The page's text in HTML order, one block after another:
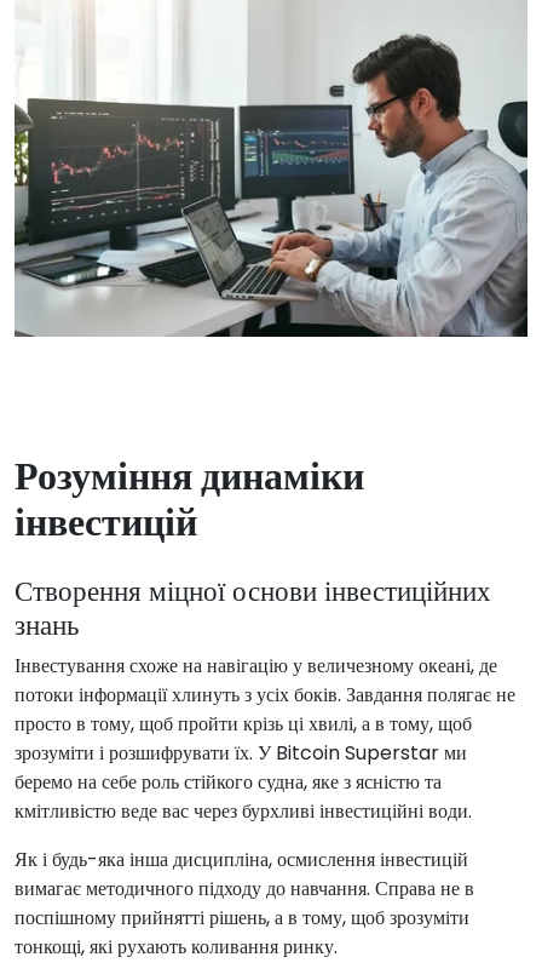
Розуміння динаміки
інвестицій
Створення міцної основи інвестиційних
знань
Інвестування схоже на навігацію у величезному океані, де
потоки інформації хлинуть з усіх боків. Завдання полягає не
просто в тому, щоб пройти крізь ці хвилі, а в тому, щоб
зрозуміти і розшифрувати їх. У Bitcoin Superstar ми
беремо на себе роль стійкого судна, яке з ясністю та
кмітливістю веде вас через бурхливі інвестиційні води.
Як і будь-яка інша дисципліна, осмислення інвестицій
вимагає методичного підходу до навчання. Справа не в
поспішному прийнятті рішень, а в тому, щоб зрозуміти
тонкощі, які рухають коливання ринку.